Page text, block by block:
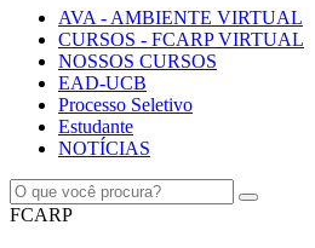
AVA - AMBIENTE VIRTUAL
CURSOS - FCARP VIRTUAL
NOSSOS CURSOS
EAD-UCB
Processo Seletivo
Estudante
NOTÍCIAS
FCARP